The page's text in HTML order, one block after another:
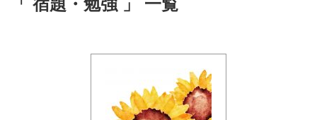
「 宿題・勉強 」 一覧